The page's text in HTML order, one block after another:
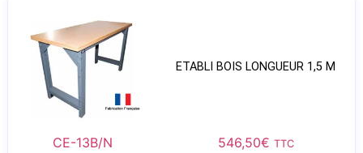
ETABLI BOIS LONGUEUR 1,5 M
CE-13B/N 546,50€ TTC